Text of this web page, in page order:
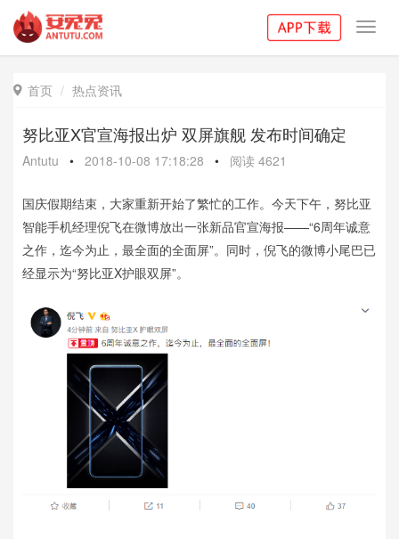
 首页 热点资讯
努比亚X官宣海报出炉 双屏旗舰 发布时间确定
Antutu • 2018-10-08 17:18:28 • 阅读 4621
国庆假期结束，大家重新开始了繁忙的工作。今天下午，努比亚
智能手机经理倪飞在微博放出一张新品官宣海报——“6周年诚意
之作，迄今为止，最全面的全面屏”。同时，倪飞的微博小尾巴已
经显示为“努比亚X护眼双屏”。